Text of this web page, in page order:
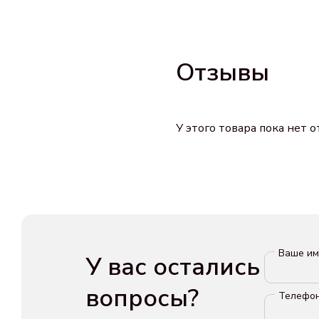
Отзывы
У этого товара пока нет
У вас остались
вопросы?
Ваше